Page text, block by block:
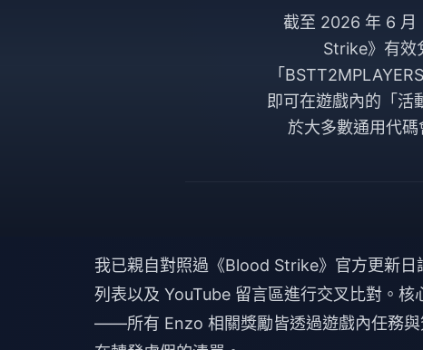
截至 2026 年 6 月
Strike》有效
「
即可在遊戲內的「
於大多數通用代
我已親自對照過《Blood Strike》官方更新
列表以及 YouTube 留言區進行交叉比對。核
——所有 Enzo 相關獎勵皆透過遊戲內任務與